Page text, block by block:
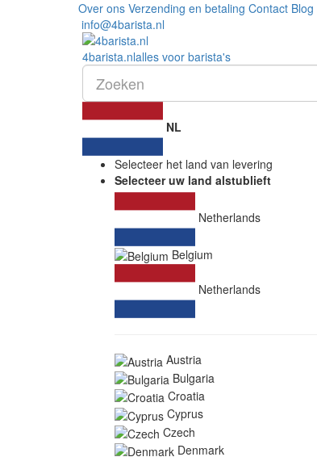
Over ons Verzending en betaling Contact Blog
info@4barista.nl
4barista.nlalles voor barista's
NL
Selecteer het land van levering
Selecteer uw land alstublieft
Netherlands
Belgium
Netherlands
Austria
Bulgaria
Croatia
Cyprus
Czech
Denmark